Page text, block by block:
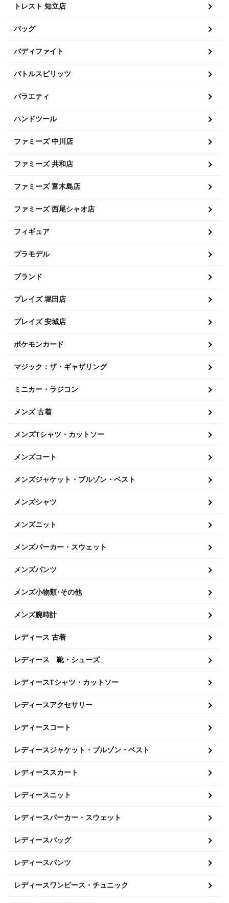
トレスト 知立店
バッグ
バディファイト
バトルスピリッツ
バラエティ
ハンドツール
ファミーズ 中川店
ファミーズ 共和店
ファミーズ 富木島店
ファミーズ 西尾シャオ店
フィギュア
プラモデル
ブランド
プレイズ 堀田店
プレイズ 安城店
ポケモンカード
マジック：ザ・ギャザリング
ミニカー・ラジコン
メンズ 古着
メンズTシャツ・カットソー
メンズコート
メンズジャケット・ブルゾン・ベスト
メンズシャツ
メンズニット
メンズパーカー・スウェット
メンズパンツ
メンズ小物類･その他
メンズ腕時計
レディース 古着
レディース 靴・シューズ
レディースTシャツ・カットソー
レディースアクセサリー
レディースコート
レディースジャケット・ブルゾン・ベスト
レディーススカート
レディースニット
レディースパーカー・スウェット
レディースバッグ
レディースパンツ
レディースワンピース・チュニック